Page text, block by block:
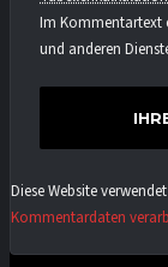
Im Kommentartext
und anderen
Diese Website
Kommentardaten